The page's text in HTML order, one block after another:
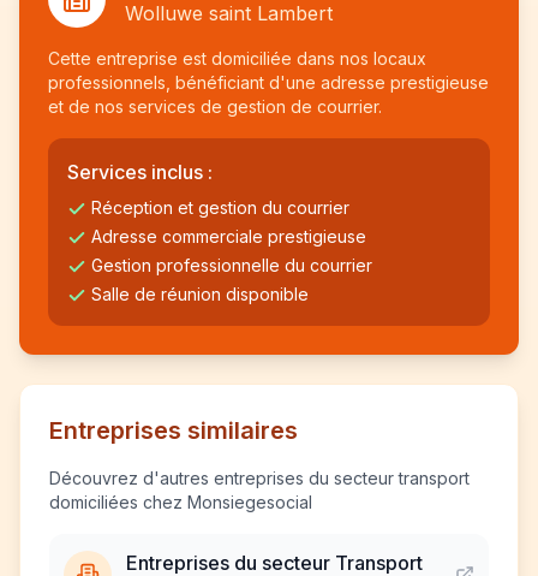
Wolluwe saint Lambert
Cette entreprise est domiciliée dans nos locaux
professionnels, bénéficiant d'une adresse prestigieuse
et de nos services de gestion de courrier.
Services inclus :
Réception et gestion du courrier
Adresse commerciale prestigieuse
Gestion professionnelle du courrier
Salle de réunion disponible
Entreprises similaires
Découvrez d'autres entreprises du secteur transport
domiciliées chez Monsiegesocial
Entreprises du secteur Transport